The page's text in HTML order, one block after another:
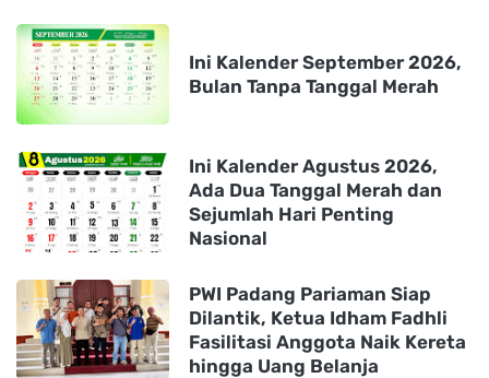
Ini Kalender September 2026,
Bulan Tanpa Tanggal Merah
Ini Kalender Agustus 2026,
Ada Dua Tanggal Merah dan
Sejumlah Hari Penting
Nasional
PWI Padang Pariaman Siap
Dilantik, Ketua Idham Fadhli
Fasilitasi Anggota Naik Kereta
hingga Uang Belanja